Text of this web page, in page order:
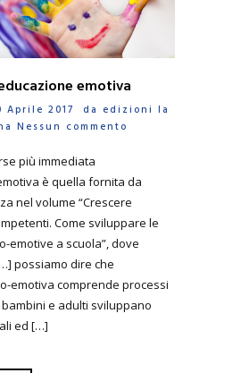
emotiva
Aprile 2017 da edizioni la
Nessun commento
più immediata
è quella fornita da
nel volume “Crescere
Come sviluppare le
emotive a scuola”, dove
possiamo dire che
emotiva comprende processi
e adulti sviluppano
ed […]